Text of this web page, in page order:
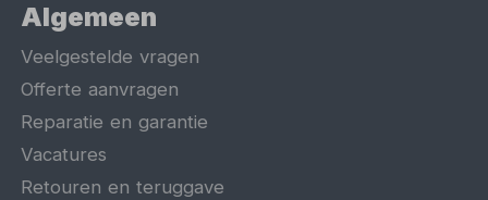
Algemeen
Veelgestelde vragen
Offerte aanvragen
Reparatie en garantie
Vacatures
Retouren en teruggave